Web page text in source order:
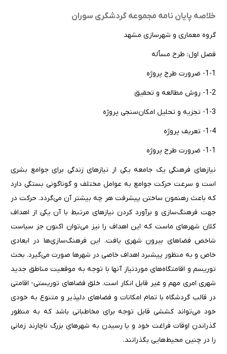
خلاصه پایان نامه مجموعه گردشگری سوران
گروه معماری و شهرسازی مشهد
فصل اول: طرح مسأله
1-1-‌ ضرورت طرح پروژه
1-2- روش مطالعه و تحقیق
1-3- تجزیه و تحلیل امکان‌سنجی پروژه
1-4- تعریف پروژه
1-1- ضرورت طرح پروژه
نیازهای فرهنگی یک جامعه یکی از نیازهای زندگی برای جوامع بشری
است و سرعت حرکت جوامع به عوامل مختلف و گوناگونی بستگی دارد
که باعث رهنمون ساختن پیشرفت هر چه بیشتر آن می‌گردد. حرکت در
جهت فرهنگ‌سازی و برآورد کردن نیازهای مرتبط با آن یکی از اهداف
کلان شهرهای ماست که این اهداف را نیز می‌توان اکنون جز سیاست
شاخص فضاهای بیرون شهری یافت. این فرهنگ‌سازی‌ها در ابعادی
خاص و به منظور پیشبرد اهداف خاصی در شهرها صورت می‌گیرد. بحث
توریسم و اقامتگاه‌های موردنیاز آنها با توجه به موقعیت مناطق جدید
شهری امری مهم و غیر قابل انکار است. خلق فضاهای توریستی- اقامتی
در قالب گردشگاه با تمام امکانات و فضاهای دلپذیر و متنوع به خودی
خود می‌تواند کششی قابل توجه برای مخاطبانی باشد که به منظور
گذراندن اوقات فراغت خود و یا رسیدن به شهرهای بزرگ ناچارند زمانی
را در چنین محیط‌هایی بگذرانند.